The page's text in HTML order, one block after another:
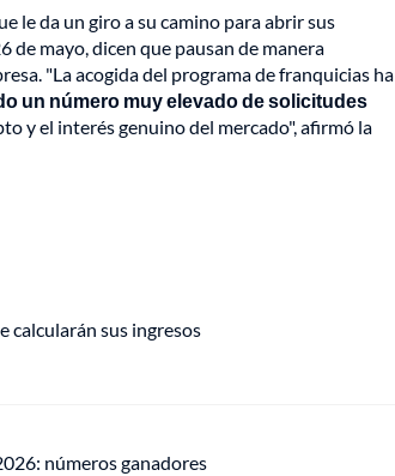
le da un giro a su camino para abrir sus
de mayo, dicen que pausan de manera
"La acogida del programa de franquicias ha
un número muy elevado de solicitudes
y el interés genuino del mercado", afirmó la
calcularán sus ingresos
números ganadores